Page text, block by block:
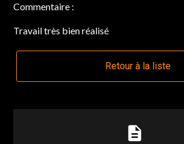
Commentaire :
Travail très bien réalisé
Retour à la liste
description